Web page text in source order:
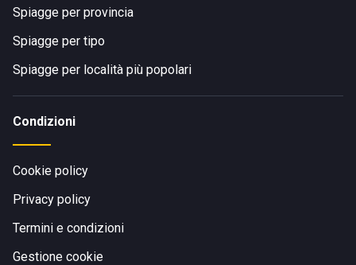
Spiagge per provincia
Spiagge per tipo
Spiagge per località più popolari
Condizioni
Cookie policy
Privacy policy
Termini e condizioni
Gestione cookie